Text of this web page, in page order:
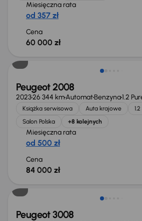
Miesięczna rata
od 357 zł
Cena
60 000 zł
Peugeot 2008
202326 344 kmAutomatBenzyna1.2
Książka serwisowa Auta krajowe
Salon Polska
+8 kolejnych
Miesięczna rata
od 500 zł
Cena
84 000 zł
Peugeot 3008